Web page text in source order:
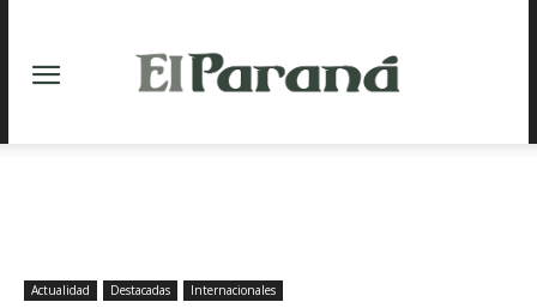
Actualidad Destacadas Internacionales